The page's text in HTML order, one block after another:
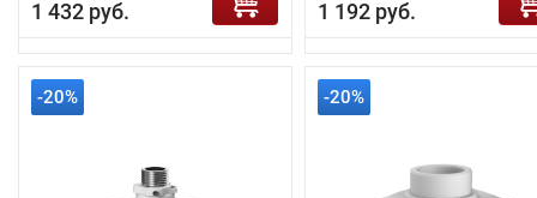
1 432 руб. 1 192 руб.
-20% -20%